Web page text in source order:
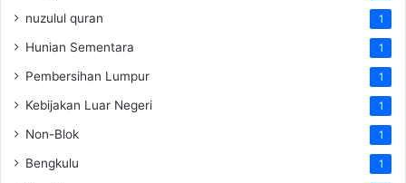
nuzulul quran 1
Hunian Sementara 1
Pembersihan Lumpur 1
Kebijakan Luar Negeri 1
Non-Blok 1
Bengkulu 1